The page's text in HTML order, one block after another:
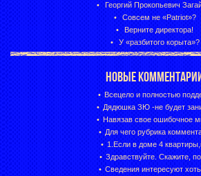
Георгий Прокопьевич
Совсем не «Patriot»?
Верните директора!
У «разбитого корыта»?
НОВЫЕ
Всецело и полностью
Дядюшка ЗЮ -не будет
Навязав свое ошибочное
Для чего рубрика
1.Если в доме 4
Здравствуйте. Скажите,
Сведения интересуют